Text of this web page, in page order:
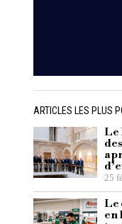
ARTICLES LES PLUS
Le
25
Le
en